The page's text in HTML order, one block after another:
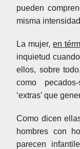
pueden
misma
La mujer,en
inquietud
ellos, sobre
como
‘extras’ que
Como dicen
hombres con
parecen